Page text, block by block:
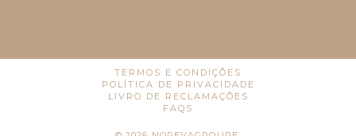
TERMOS E CONDIÇÕES
POLÍTICA DE PRIVACIDADE
LIVRO DE RECLAMAÇÕES
FAQS